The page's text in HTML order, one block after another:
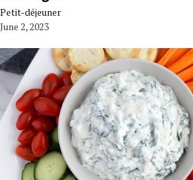
Petit-déjeuner
June 2, 2023